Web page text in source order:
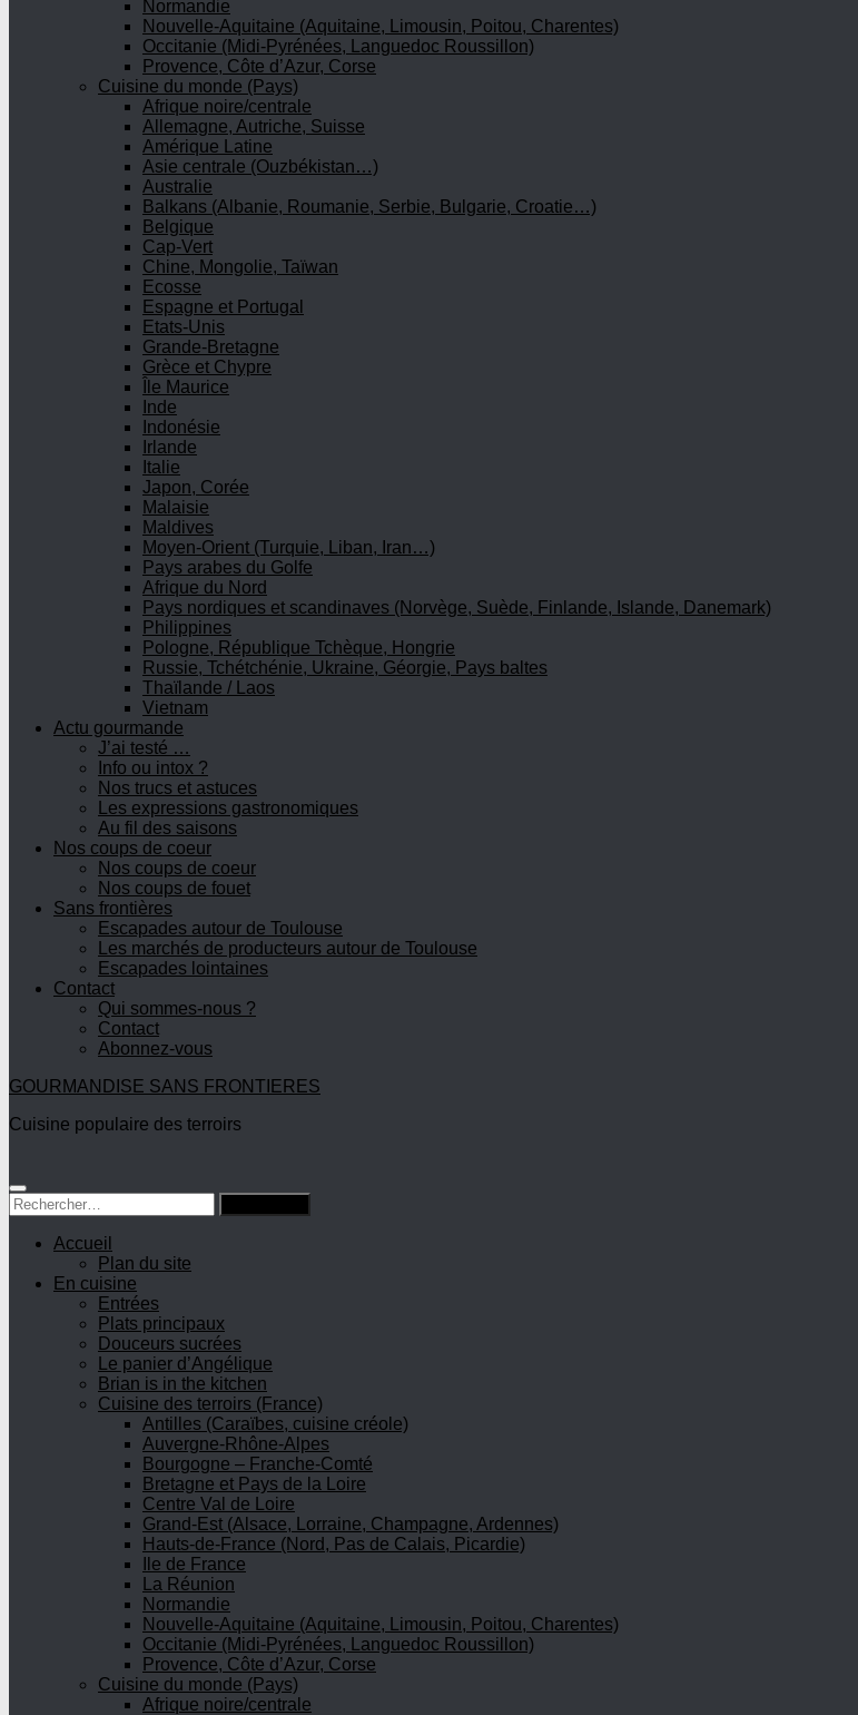
Normandie
Nouvelle-Aquitaine (Aquitaine, Limousin, Poitou, Charentes)
Occitanie (Midi-Pyrénées, Languedoc Roussillon)
Provence, Côte d’Azur, Corse
Cuisine du monde (Pays)
Afrique noire/centrale
Allemagne, Autriche, Suisse
Amérique Latine
Asie centrale (Ouzbékistan…)
Australie
Balkans (Albanie, Roumanie, Serbie, Bulgarie, Croatie…)
Belgique
Cap-Vert
Chine, Mongolie, Taïwan
Ecosse
Espagne et Portugal
Etats-Unis
Grande-Bretagne
Grèce et Chypre
Île Maurice
Inde
Indonésie
Irlande
Italie
Japon, Corée
Malaisie
Maldives
Moyen-Orient (Turquie, Liban, Iran…)
Pays arabes du Golfe
Afrique du Nord
Pays nordiques et scandinaves (Norvège, Suède, Finlande, Islande, Danemark)
Philippines
Pologne, République Tchèque, Hongrie
Russie, Tchétchénie, Ukraine, Géorgie, Pays baltes
Thaïlande / Laos
Vietnam
Actu gourmande
J’ai testé …
Info ou intox ?
Nos trucs et astuces
Les expressions gastronomiques
Au fil des saisons
Nos coups de coeur
Nos coups de coeur
Nos coups de fouet
Sans frontières
Escapades autour de Toulouse
Les marchés de producteurs autour de Toulouse
Escapades lointaines
Contact
Qui sommes-nous ?
Contact
Abonnez-vous
GOURMANDISE SANS FRONTIERES
Cuisine populaire des terroirs
Rechercher :
Accueil
Plan du site
En cuisine
Entrées
Plats principaux
Douceurs sucrées
Le panier d’Angélique
Brian is in the kitchen
Cuisine des terroirs (France)
Antilles (Caraïbes, cuisine créole)
Auvergne-Rhône-Alpes
Bourgogne – Franche-Comté
Bretagne et Pays de la Loire
Centre Val de Loire
Grand-Est (Alsace, Lorraine, Champagne, Ardennes)
Hauts-de-France (Nord, Pas de Calais, Picardie)
Ile de France
La Réunion
Normandie
Nouvelle-Aquitaine (Aquitaine, Limousin, Poitou, Charentes)
Occitanie (Midi-Pyrénées, Languedoc Roussillon)
Provence, Côte d’Azur, Corse
Cuisine du monde (Pays)
Afrique noire/centrale